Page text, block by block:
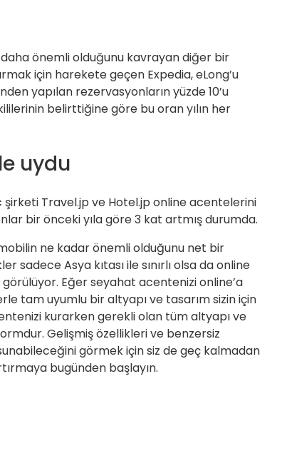
önemli olduğunu kavrayan diğer bir
için harekete geçen Expedia, eLong’u
yapılan rezervasyonların yüzde 10’u
belirttiğine göre bu oran yılın her
uydu
Travel.jp ve Hotel.jp online acentelerini
bir önceki yıla göre 3 kat artmış durumda.
ne kadar önemli olduğunu net bir
Asya kıtası ile sınırlı olsa da online
Eğer seyahat acentenizi online’a
tam uyumlu bir altyapı ve tasarım sizin için
kurarken gerekli olan tüm altyapı ve
Gelişmiş özellikleri ve benzersiz
görmek için siz de geç kalmadan
bugünden başlayın.